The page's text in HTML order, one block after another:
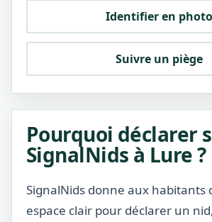
Identifier en photo
Suivre un piège
Pourquoi déclarer
SignalNids à Lure ?
SignalNids donne aux habitants
espace clair pour déclarer un